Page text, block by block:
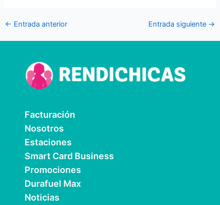
← Entrada anterior Entrada siguiente →
Facturación
Nosotros
Estaciones
Smart Card Business
Promociones
Durafuel Max
Noticias